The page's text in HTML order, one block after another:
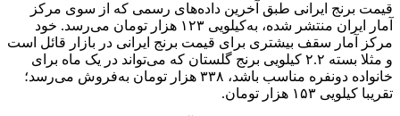
قیمت برنج ایرانی طبق آخرین داده‌های رسمی که از سوی مرکز
آمار ایران منتشر شده، به‌کیلویی ۱۲۳ هزار تومان می‌رسد. خود
مرکز آمار سقف بیشتری برای قیمت برنج ایرانی در بازار قائل است
و مثلا بسته ۲.۲ کیلویی برنج گلستان که می‌تواند در یک ماه برای
خانواده دونفره مناسب باشد، ۳۳۸ هزار تومان به‌فروش می‌رسد؛
تقریبا کیلویی ۱۵۳ هزار تومان.